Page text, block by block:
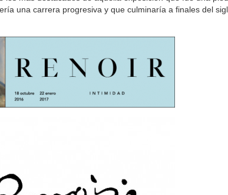
una carrera progresiva y que culminaría a finales del